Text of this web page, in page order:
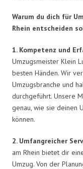
Warum du dich für
Rhein entscheiden
1. Kompetenz und
Umzugsmeister Klein
besten Händen. Wir
Umzugsbranche und
durchgeführt. Unsere
genau, wie sie deinen
können.
2. Umfangreicher
am Rhein bietet dir
Umzug. Von der